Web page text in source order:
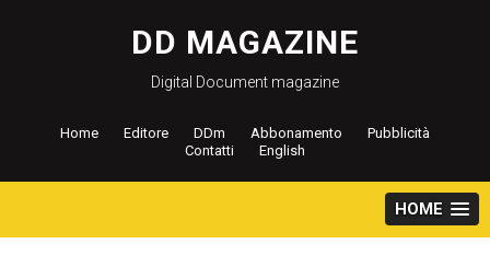
contenuto
DD MAGAZINE
Digital Document magazine
Home Editore DDm Abbonamento
Pubblicità
Contatti
English
HOME